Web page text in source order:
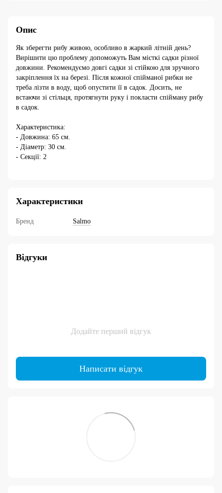
Опис
Як зберегти рибу живою, особливо в жаркий літній день?
Вирішити цю проблему допоможуть Вам місткі садки різної
довжини. Рекомендуємо довгі садки зі стійкою для зручного
закріплення їх на березі. Після кожної спійманої рибки не
треба лізти в воду, щоб опустити її в садок. Досить, не
встаючи зі стільця, протягнути руку і покласти спійману рибу
в садок.
Характеристика:
- Довжина: 65 см.
- Діаметр: 30 cм.
- Секції: 2
Характеристики
Бренд Salmo
Відгуки
Додайте перший відгук
Написати відгук